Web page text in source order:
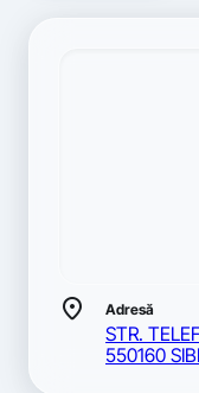
location_on Adresă
STR.
550160